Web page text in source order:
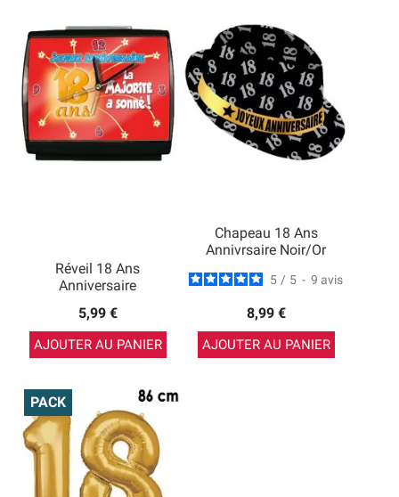
Réveil 18 Ans
Anniversaire
5,99 €
AJOUTER AU PANIER
Chapeau 18 Ans
Annivrsaire Noir/Or
5 / 5 - 9 avis
8,99 €
AJOUTER AU PANIER
PACK